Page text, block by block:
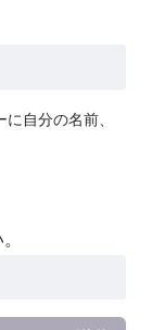
自分の名前、